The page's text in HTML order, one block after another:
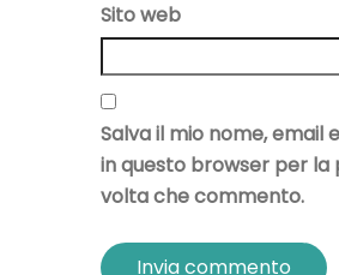
Sito web
Salva il mio nome, email
in questo browser per la
volta che commento.